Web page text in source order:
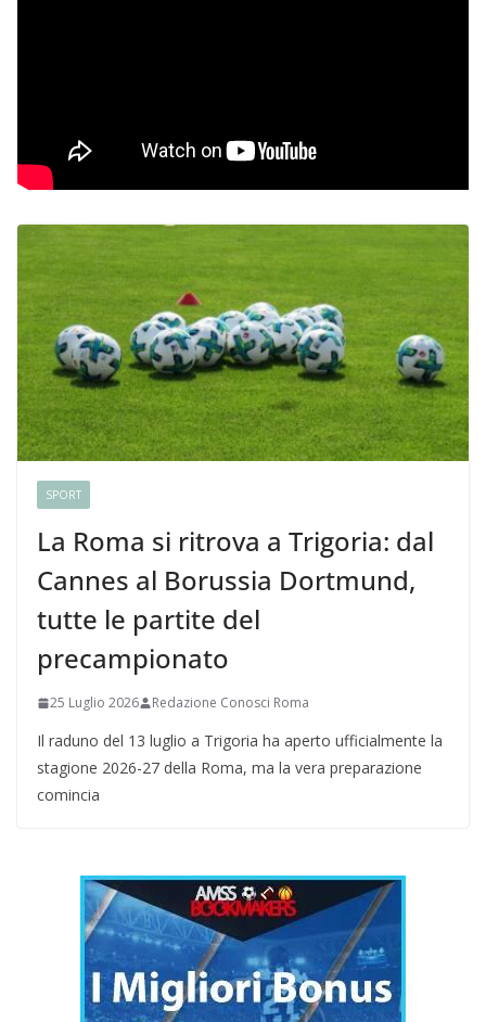
SPORT
La Roma si ritrova a Trigoria: dal
Cannes al Borussia Dortmund,
tutte le partite del
precampionato
25 Luglio 2026 Redazione Conosci Roma
Il raduno del 13 luglio a Trigoria ha aperto ufficialmente la
stagione 2026-27 della Roma, ma la vera preparazione
comincia